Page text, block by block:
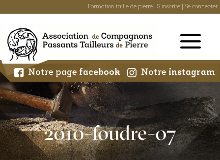
Formation taille de pierre S'inscrire Se connecter
content
Notre page facebook Notre instagram
2010-foudre-07